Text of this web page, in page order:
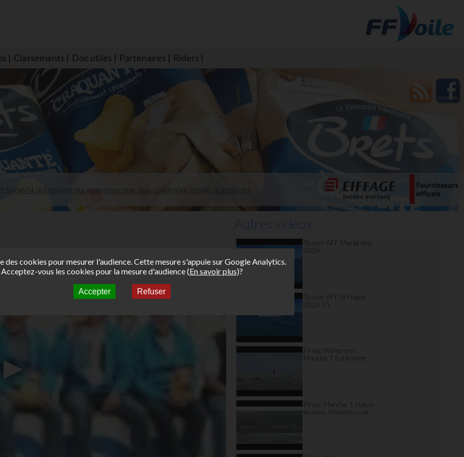
Classements Doc utiles Partenaires Riders
Autres vidéos
Teaser AFF Marignane
2026
Teaser AFF la Hague
2026 V1
Finale Wimereux
Manche 1 foil femme
Finale Manche 1 slalom
homme Wimereux ok
des cookies pour mesurer l'audience. Cette mesure s'appuie sur Google Analytics.
Acceptez-vous les cookies pour la mesure d'audience (En savoir plus)?
Accepter Refuser